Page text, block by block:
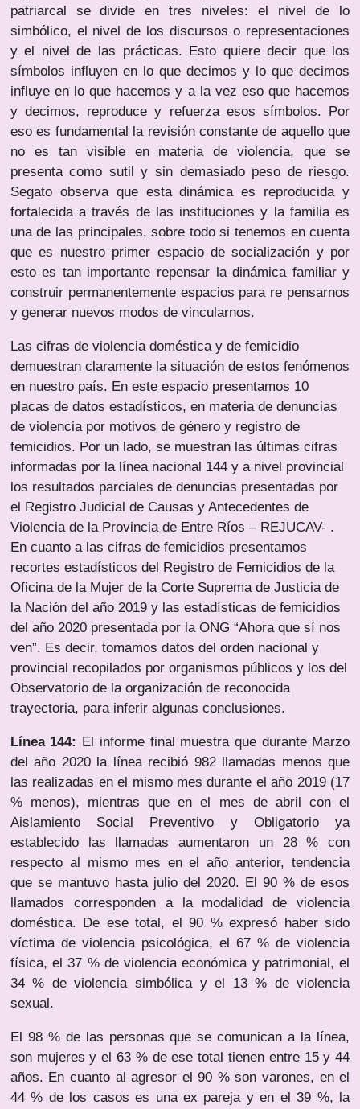
patriarcal se divide en tres niveles: el nivel de lo
simbólico, el nivel de los discursos o representaciones
y el nivel de las prácticas. Esto quiere decir que los
símbolos influyen en lo que decimos y lo que decimos
influye en lo que hacemos y a la vez eso que hacemos
y decimos, reproduce y refuerza esos símbolos. Por
eso es fundamental la revisión constante de aquello que
no es tan visible en materia de violencia, que se
presenta como sutil y sin demasiado peso de riesgo.
Segato observa que esta dinámica es reproducida y
fortalecida a través de las instituciones y la familia es
una de las principales, sobre todo si tenemos en cuenta
que es nuestro primer espacio de socialización y por
esto es tan importante repensar la dinámica familiar y
construir permanentemente espacios para re pensarnos
y generar nuevos modos de vincularnos.
Las cifras de violencia doméstica y de femicidio
demuestran claramente la situación de estos fenómenos
en nuestro país. En este espacio presentamos 10
placas de datos estadísticos, en materia de denuncias
de violencia por motivos de género y registro de
femicidios. Por un lado, se muestran las últimas cifras
informadas por la línea nacional 144 y a nivel provincial
los resultados parciales de denuncias presentadas por
el Registro Judicial de Causas y Antecedentes de
Violencia de la Provincia de Entre Ríos – REJUCAV- .
En cuanto a las cifras de femicidios presentamos
recortes estadísticos del Registro de Femicidios de la
Oficina de la Mujer de la Corte Suprema de Justicia de
la Nación del año 2019 y las estadísticas de femicidios
del año 2020 presentada por la ONG “Ahora que sí nos
ven”. Es decir, tomamos datos del orden nacional y
provincial recopilados por organismos públicos y los del
Observatorio de la organización de reconocida
trayectoria, para inferir algunas conclusiones.
Línea 144: El informe final muestra que durante Marzo
del año 2020 la línea recibió 982 llamadas menos que
las realizadas en el mismo mes durante el año 2019 (17
% menos), mientras que en el mes de abril con el
Aislamiento Social Preventivo y Obligatorio ya
establecido las llamadas aumentaron un 28 % con
respecto al mismo mes en el año anterior, tendencia
que se mantuvo hasta julio del 2020. El 90 % de esos
llamados corresponden a la modalidad de violencia
doméstica. De ese total, el 90 % expresó haber sido
víctima de violencia psicológica, el 67 % de violencia
física, el 37 % de violencia económica y patrimonial, el
34 % de violencia simbólica y el 13 % de violencia
sexual.
El 98 % de las personas que se comunican a la línea,
son mujeres y el 63 % de ese total tienen entre 15 y 44
años. En cuanto al agresor el 90 % son varones, en el
44 % de los casos es una ex pareja y en el 39 %, la